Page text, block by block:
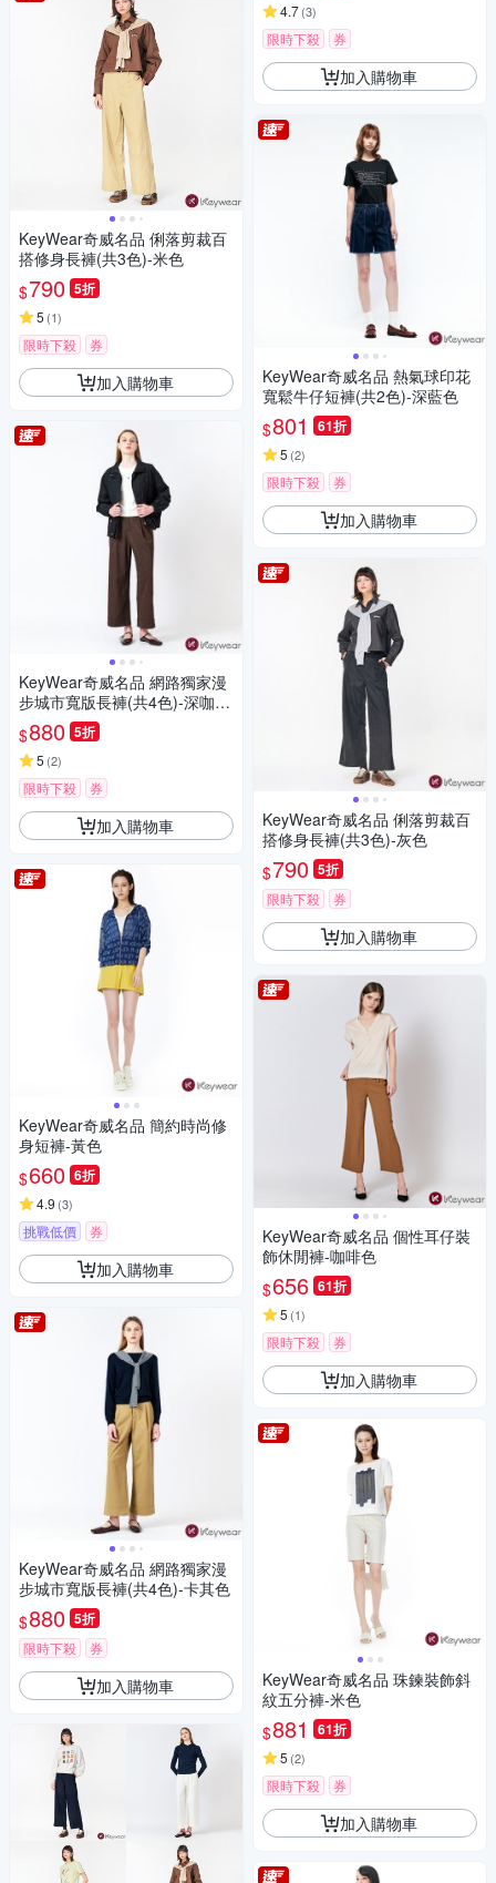
KeyWear奇威名品 俐落剪裁百
搭修身長褲(共3色)-米色
$790 5折
5 (1)
限時下殺 券
加入購物車
KeyWear奇威名品 網路獨家漫
步城市寬版長褲(共4色)-深咖啡
色
$880 5折
5 (2)
限時下殺 券
加入購物車
KeyWear奇威名品 簡約時尚修
身短褲-黃色
$660 6折
4.9 (3)
挑戰低價 券
加入購物車
KeyWear奇威名品 網路獨家漫
步城市寬版長褲(共4色)-卡其色
$880 5折
限時下殺 券
加入購物車
4.7(3)
限時下殺 券
加入購物車
KeyWear奇威名品 熱氣球印花
寬鬆牛仔短褲(共2色)-深藍色
$801 61折
5 (2)
限時下殺 券
加入購物車
KeyWear奇威名品 俐落剪裁百
搭修身長褲(共3色)-灰色
$790 5折
限時下殺 券
加入購物車
KeyWear奇威名品 個性耳仔裝
飾休閒褲-咖啡色
$656 61折
5 (1)
限時下殺 券
加入購物車
KeyWear奇威名品 珠鍊裝飾斜
紋五分褲-米色
$881 61折
5 (2)
限時下殺 券
加入購物車